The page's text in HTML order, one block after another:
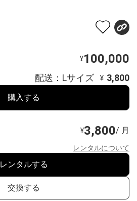
¥100,000
配送：Lサイズ ¥ 3,800
購入する
¥3,800/ 月
レンタルについて
レンタルする
交換する